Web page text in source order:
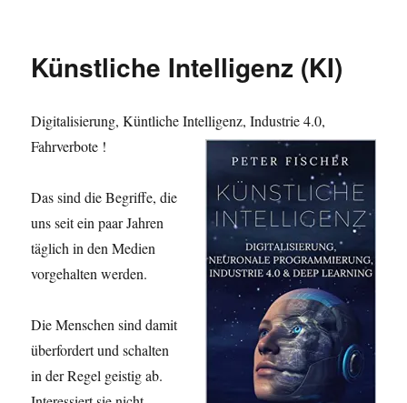
Europawahl
wählen
Künstliche Intelligenz (KI)
Digitalisierung, Küntliche Intelligenz,Industrie 4.0,
Fahrverbote !
Das sind die Begriffe, die
uns seit ein paar Jahren
täglich in den Medien
vorgehalten werden.
Die Menschen sind damit
überfordert und schalten
in der Regel geistig ab.